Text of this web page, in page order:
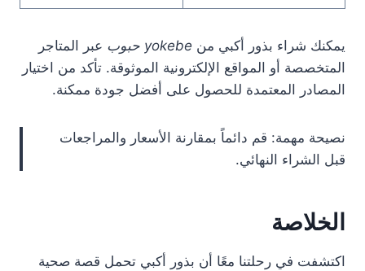
يمكنك شراء بذور أكبي من yokebe حبوب
عبر المتاجر
المتخصصة أو المواقع الإلكترونية الموثوقة. تأكد من اختيار
المصادر المعتمدة للحصول على أفضل جودة ممكنة.
نصيحة مهمة: قم دائماً بمقارنة الأسعار والمراجعات
قبل الشراء النهائي.
الخلاصة
اكتشفت في رحلتنا معًا أن بذور أكبي تحمل قصة صحية